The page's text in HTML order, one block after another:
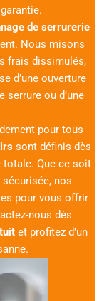
de serrurerie
Nous misons
frais dissimulés,
d’une ouverture
serrure ou d’une
pour tous
sont définis dès
totale. Que ce soit
nos
pour vous offrir
nous dès
et profitez d’un